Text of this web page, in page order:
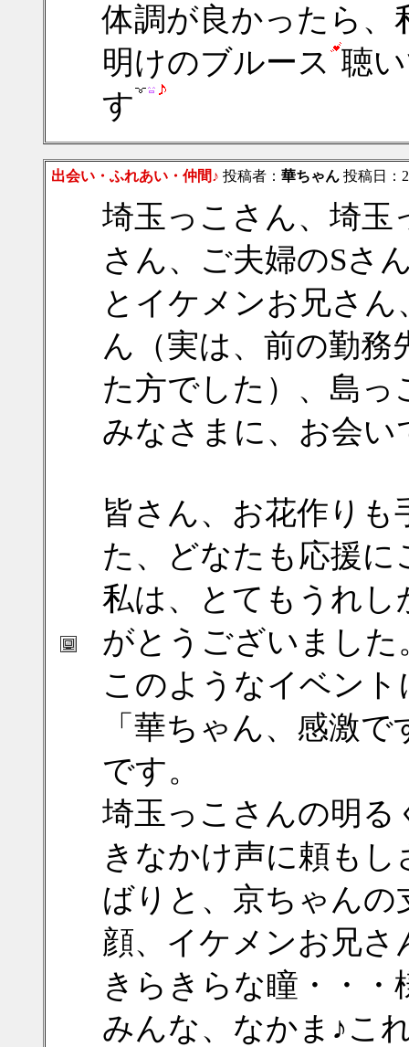
体調が良かったら、
明けのブルース 聴
す
出会い・ふれあい・仲間♪ 投稿者： 華ちゃん 投稿日：
埼玉っこさん、埼玉
さん、ご夫婦のSさ
とイケメンお兄さ
ん（実は、前の勤務
た方でした）、島
みなさまに、お会い
皆さん、お花作り
た、どなたも応援
私は、とてもうれ
がとうございました
このようなイベン
「華ちゃん、感激
です。
埼玉っこさんの明る
きなかけ声に頼も
ばりと、京ちゃん
顔、イケメンお兄さ
きらきらな瞳・・
みんな、なかま♪こ